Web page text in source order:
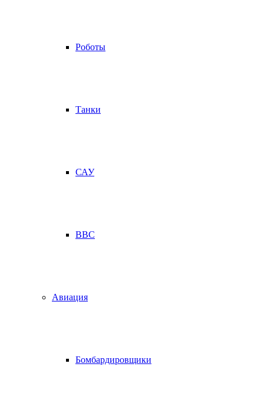
Роботы
Танки
САУ
ВВС
Авиация
Бомбардировщики